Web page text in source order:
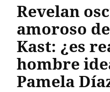
Revelan
amoroso
Kast: ¿es
hombre
Pamela